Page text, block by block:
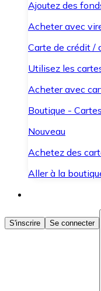
Ajoutez des
Acheter avec
Carte de crédit /
Utilisez les
Acheter avec
Boutique - Cartes
Nouveau
Achetez des
Aller à la
Acheter des
Achetez les
Convertissez
S'inscrire Se connecter